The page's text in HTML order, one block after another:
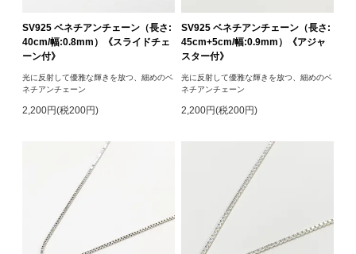
SV925 ベネチアンチェーン（長さ:
40cm/幅:0.8mm）《スライドチェ
ーン付》
光に反射して優雅な輝きを放つ、細めのベ
ネチアンチェーン
2,200円(税200円)
SV925 ベネチアンチェーン（長さ:
45cm+5cm/幅:0.9mm）《アジャ
スター付》
光に反射して優雅な輝きを放つ、細めのベ
ネチアンチェーン
2,200円(税200円)